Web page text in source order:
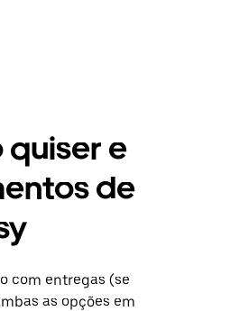
e
de
com entregas (se
as opções em